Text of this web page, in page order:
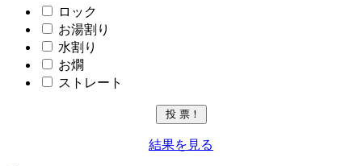
ロック
お湯割り
水割り
お燗
ストレート
結果を見る